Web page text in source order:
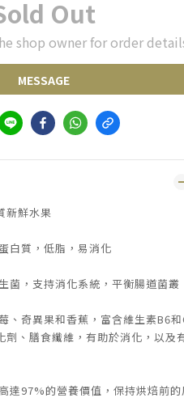
Out
shop owner for order
MESSAGE
新鮮水果
白質，低脂，易消化
菌，支持消化系統，平衡腸道菌叢
奇異果和香蕉，富含維生素B6和
劑、膳食纖維，有助於消化，以及
達97%的營養價值，保持烘焙前的